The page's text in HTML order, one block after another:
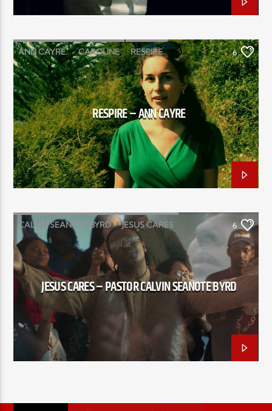
ANN CAYRE. CAROLINE RESPIRE 6
RESPIRE – ANN CAYRE
CALVIN SEANOTE BYRD JESUS CARES
PASTOR
6
JESUS CARES – PASTOR CALVIN SEANOTE BYRD